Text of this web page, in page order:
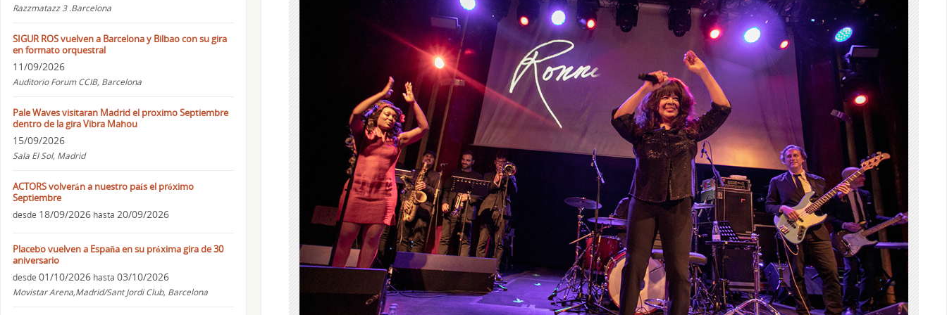
Razzmatazz 3 .Barcelona
SIGUR ROS vuelven a Barcelona y Bilbao con su gira
en formato orquestral
11/09/2026
Auditorio Forum CCIB, Barcelona
Pale Waves visitaran Madrid el proximo Septiembre
dentro de la gira Vibra Mahou
15/09/2026
Sala El Sol, Madrid
ACTORS volverán a nuestro país el próximo
Septiembre
desde 18/09/2026 hasta 20/09/2026
Placebo vuelven a España en su próxima gira de 30
aniversario
desde 01/10/2026 hasta 03/10/2026
Movistar Arena,Madrid/Sant Jordi Club, Barcelona